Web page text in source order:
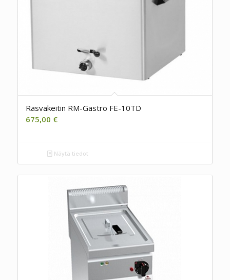
Rasvakeitin RM-Gastro FE-10TD
675,00 €
Näytä tiedot